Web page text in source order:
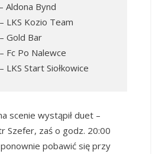
Aldona Bynd
LKS Kozio Team
Gold Bar
Fc Po Nalewce
LKS Start Siołkowice
scenie wystąpił duet –
Szefer, zaś o godz. 20:00
pobawić się przy